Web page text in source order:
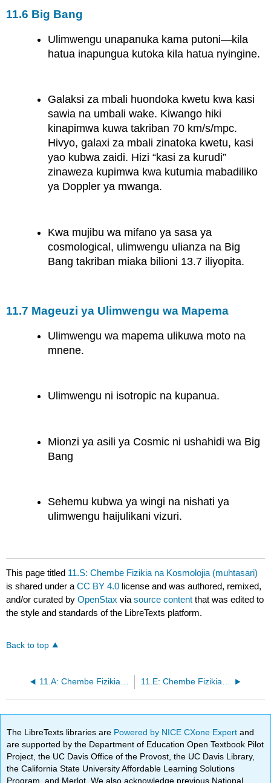
11.6 Big Bang
Ulimwengu unapanuka kama putoni—kila
hatua inapungua kutoka kila hatua nyingine.
Galaksi za mbali huondoka kwetu kwa kasi
sawia na umbali wake. Kiwango hiki
kinapimwa kuwa takriban 70 km/s/mpc.
Hivyo, galaxi za mbali zinatoka kwetu, kasi
yao kubwa zaidi. Hizi “kasi za kurudi”
zinaweza kupimwa kwa kutumia mabadiliko
ya Doppler ya mwanga.
Kwa mujibu wa mifano ya sasa ya
cosmological, ulimwengu ulianza na Big
Bang takriban miaka bilioni 13.7 iliyopita.
11.7 Mageuzi ya Ulimwengu wa Mapema
Ulimwengu wa mapema ulikuwa moto na
mnene.
Ulimwengu ni isotropic na kupanua.
Mionzi ya asili ya Cosmic ni ushahidi wa Big
Bang
Sehemu kubwa ya wingi na nishati ya
ulimwengu haijulikani vizuri.
This page titled 11.S: Chembe Fizikia na Kosmolojia (muhtasari)
is shared under aCC BY 4.0 license and was authored, remixed,
and/or curated byOpenStax viasource content that was edited to
the style and standards of the LibreTexts platform.
Back to top
The LibreTexts libraries are Powered by NICE CXone Expertand
are supported by the Department of Education Open Textbook Pilot
Project, the UC Davis Office of the Provost, the UC Davis Library,
the California State University Affordable Learning Solutions
Program, and Merlot. We also acknowledge previous National